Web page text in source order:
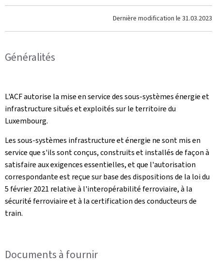
Dernière modification le 31.03.2023
Généralités
L'ACF autorise la mise en service des sous-systèmes énergie et
infrastructure situés et exploités sur le territoire du
Luxembourg.
Les sous-systèmes infrastructure et énergie ne sont mis en
service que s'ils sont conçus, construits et installés de façon à
satisfaire aux exigences essentielles, et que l'autorisation
correspondante est reçue sur base des dispositions de la loi du
5 février 2021 relative à l'interopérabilité ferroviaire, à la
sécurité ferroviaire et à la certification des conducteurs de
train.
Documents à fournir